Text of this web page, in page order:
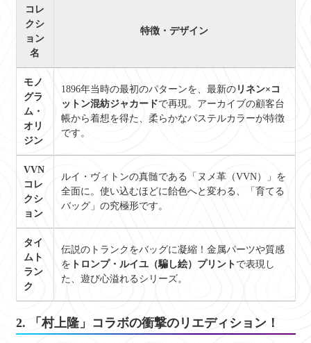
コレ
クシ
ョン
名
特徴・デザイン
モノ
グラ
ム・
オリ
ジン
1896年当時の最初のパターンを、最新のリネン×コ
ットン混紡ジャカードで再現。アーカイブの顧客台
帳から着想を得た、柔らかなパステルカラーが特徴
です。
VVN
コレ
クシ
ョン
ルイ・ヴィトンの真髄である「ヌメ革（VVN）」を
全面に。使い込むほどに飴色へと変わる、「育てる
バッグ」の究極形です。
タイ
ムト
ラン
ク
伝説のトランクをバッグに凝縮！金属パーツや質感
を トロンプ・ルイユ（騙し絵）プリント で表現し
た、遊び心溢れるシリーズ。
2. 「村上隆」コラボの衝撃のリエディション！